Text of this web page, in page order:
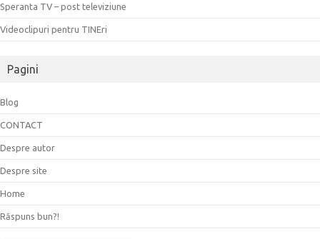
Speranta TV – post televiziune
Videoclipuri pentru TINEri
Pagini
Blog
CONTACT
Despre autor
Despre site
Home
Răspuns bun?!